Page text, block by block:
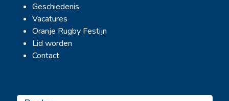
Geschiedenis
Vacatures
Oranje Rugby Festijn
Lid worden
Contact